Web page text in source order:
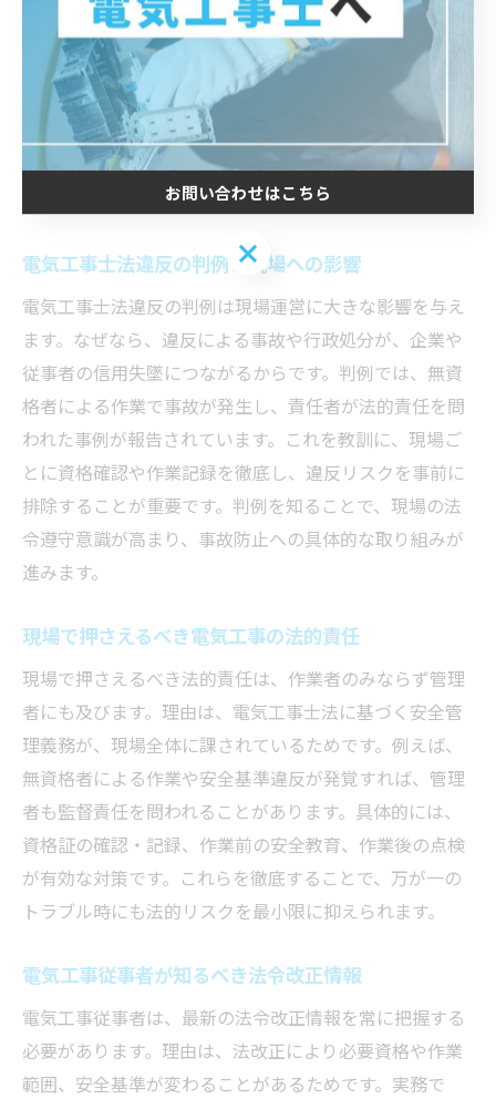
に必要な資格の有無を確認し、範囲外作業を避けること
や、現場ごとにリスクアセスメントを実施することが求
められます。例えば、照明器具の取り付けやコンセント
増設には第二種電気工事士資格が必要です。こうした基
本を押さえ、適正な手順を守ることが安全と信頼につな
電気工事士法違反の判例と現場への影響
電気工事士法違反の判例は現場運営に大きな影響を与え
ます。なぜなら、違反による事故や行政処分が、企業や
従事者の信用失墜につながるからです。判例では、無資
格者による作業で事故が発生し、責任者が法的責任を問
われた事例が報告されています。これを教訓に、現場ご
とに資格確認や作業記録を徹底し、違反リスクを事前に
排除することが重要です。判例を知ることで、現場の法
令遵守意識が高まり、事故防止への具体的な取り組みが
進みます。
現場で押さえるべき電気工事の法的責任
現場で押さえるべき法的責任は、作業者のみならず管理
者にも及びます。理由は、電気工事士法に基づく安全管
理義務が、現場全体に課されているためです。例えば、
無資格者による作業や安全基準違反が発覚すれば、管理
者も監督責任を問われることがあります。具体的には、
資格証の確認・記録、作業前の安全教育、作業後の点検
が有効な対策です。これらを徹底することで、万が一の
トラブル時にも法的リスクを最小限に抑えられます。
電気工事従事者が知るべき法令改正情報
電気工事従事者は、最新の法令改正情報を常に把握する
必要があります。理由は、法改正により必要資格や作業
範囲、安全基準が変わることがあるためです。実務で
お問い合わせはこちら
お問い合わせはこちら